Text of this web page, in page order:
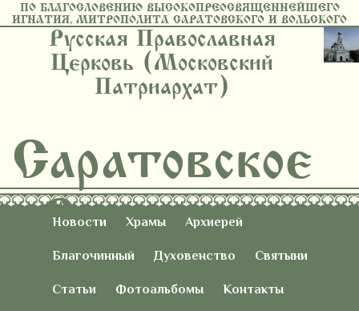
ПО БЛАГОСЛОВЕНИЮ ВЫСОКОПРЕОСВЯЩЕННЕЙШЕГО
ИГНАТИЯ, МИТРОПОЛИТА САРАТОВСКОГО И ВОЛЬСКОГО
Русская Православная
Церковь (Московский
Патриархат)
Саратовское
Восточное
Благочиние
Новости Храмы
Архиерей
Благочинный
Духовенство
Святыни
Статьи
Фотоальбомы Контакты